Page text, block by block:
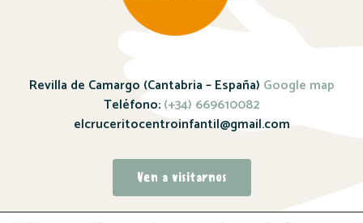
Revilla de Camargo (Cantabria – España) Google map
Teléfono:(+34) 669610082
elcruceritocentroinfantil@gmail.com
Ven a visitarnos